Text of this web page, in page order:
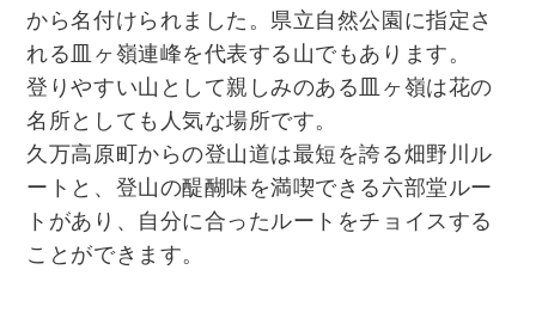
から名付けられました。県立自然公園に指定さ
れる皿ヶ嶺連峰を代表する山でもあります。
登りやすい山として親しみのある皿ヶ嶺は花の
名所としても人気な場所です。
久万高原町からの登山道は最短を誇る畑野川ル
ートと、登山の醍醐味を満喫できる六部堂ルー
トがあり、自分に合ったルートをチョイスする
ことができます。